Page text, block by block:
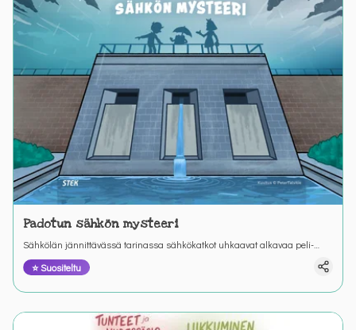
Padotun sähkön mysteeri
Sähkölän jännittävässä tarinassa sähkökatkot uhkaavat alkavaa peli-
iltaa. Mikä aiheuttaa sähkökatkoja? Ratkaise tehtävät ja johdata sankarit
sähköntuotannon alkulähteille.
⭐ Suositeltu